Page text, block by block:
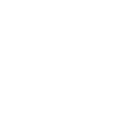
nicht, dafür kann ich aber